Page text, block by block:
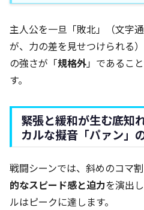
主人公を一旦「敗北」（文字
が、力の差を見せつけられる
の強さが「規格外」であるこ
す。
緊張と緩和が生む底知
カルな擬音「パァン」
戦闘シーンでは、斜めのコマ
的なスピード感と迫力を演出
ルはピークに達します。